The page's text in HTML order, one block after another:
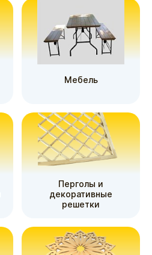
Мебель
Перголы и
декоративные
решетки